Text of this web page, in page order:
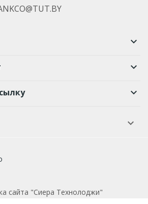
keyboard_arrow_down
keyboard_arrow_down
keyboard_arrow_down

сайта "Сиера Технолоджи"